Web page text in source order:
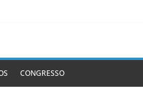
CONGRESSO